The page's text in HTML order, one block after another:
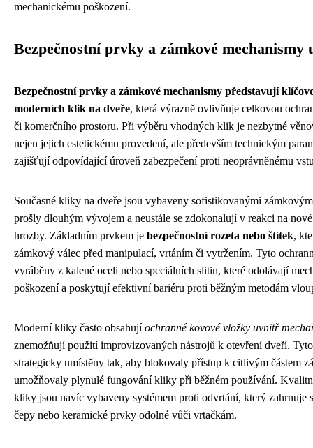
mechanickému poškození.
Bezpečnostní prvky a zámkové mechanismy
Bezpečnostní prvky a zámkové mechanismy představují
moderních klik na dveře, která výrazně ovlivňuje celkovou
či komerčního prostoru. Při výběru vhodných klik je nezbytné
nejen jejich estetickému provedení, ale především technickým
zajišťují odpovídající úroveň zabezpečení proti neoprávněnému
Současné kliky na dveře jsou vybaveny sofistikovanými
prošly dlouhým vývojem a neustále se zdokonalují v reakci na
hrozby. Základním prvkem je bezpečnostní rozeta nebo štítek,
zámkový válec před manipulací, vrtáním či vytržením. Tyto
vyráběny z kalené oceli nebo speciálních slitin, které odolávají
poškození a poskytují efektivní bariéru proti běžným metodám
Moderní kliky často obsahujíochranné kovové vložky uvnitř
znemožňují použití improvizovaných nástrojů k otevření dveří.
strategicky umístěny tak, aby blokovaly přístup k citlivým částem
umožňovaly plynulé fungování kliky při běžném používání.
kliky jsou navíc vybaveny systémem proti odvrtání, který zahrnuje
čepy nebo keramické prvky odolné vůči vrtačkám.